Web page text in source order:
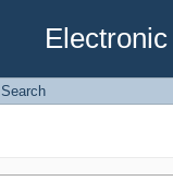
Search